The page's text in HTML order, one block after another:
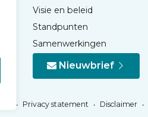
Visie en beleid
Standpunten
Samenwerkingen
Nieuwbrief
Privacy statement Disclaimer